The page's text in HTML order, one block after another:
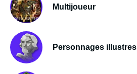
Multijoueur
Personnages illustres